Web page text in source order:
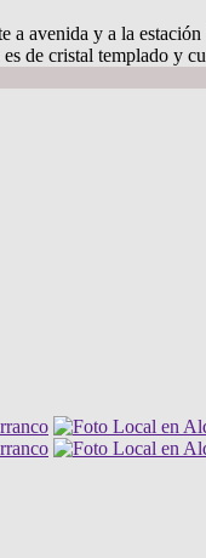
a avenida y a la
de cristal templado y